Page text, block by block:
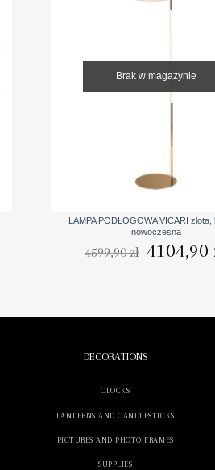
Brak w magazynie
LAMPA PODŁOGOWA VICARI złota,
nowoczesna
4599,90zł
Pierwotna
cena
4104,90
DECORATIONS
CLOCKS
LANTERNS AND CANDLESTICKS
PICTURES AND PHOTO FRAMES
SUPPLIES